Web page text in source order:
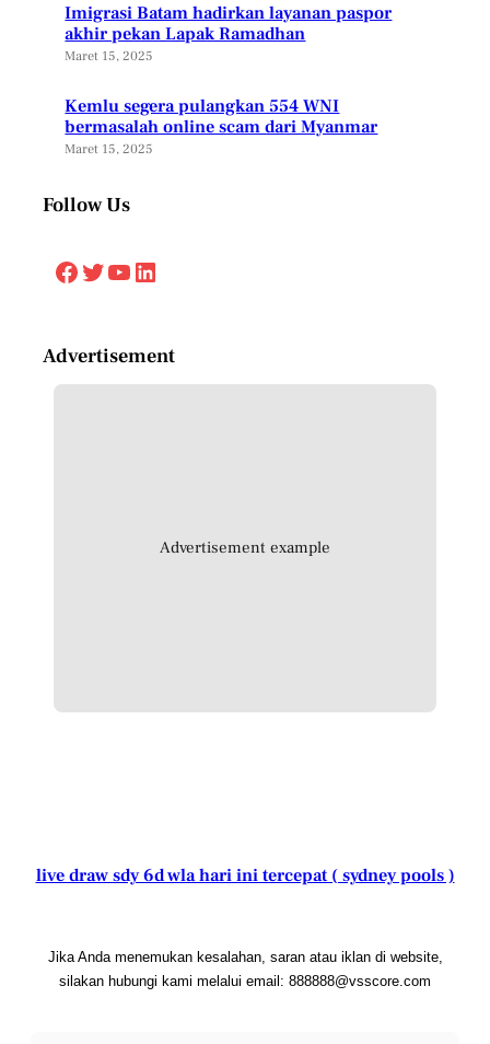
Imigrasi Batam hadirkan layanan paspor
akhir pekan Lapak Ramadhan
Maret 15, 2025
Kemlu segera pulangkan 554 WNI
bermasalah online scam dari Myanmar
Maret 15, 2025
Follow Us
Facebook Twitter YouTube LinkedIn
Advertisement
Advertisement example
live draw sdy 6d wla hari ini tercepat ( sydney pools )
Jika Anda menemukan kesalahan, saran atau iklan di website,
silakan hubungi kami melalui email: 888888@vsscore.com